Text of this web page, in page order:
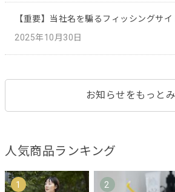
【重要】当社名を騙るフィッシングサ
2025年10月30日
お知らせをもっと
人気商品ランキング
1 2